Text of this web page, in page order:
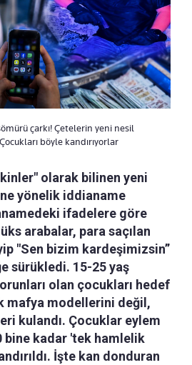
çarkı! Çetelerin yeni nesil
böyle kandırıyorlar
olarak bilinen yeni
yönelik iddianame
ifadelere göre
arabalar, para saçılan
"Sen bizim kardeşimizsin”
sürükledi. 15-25 yaş
olan çocukları hedef
mafya modellerini değil,
kulandı. Çocuklar eylem
bine kadar 'tek hamlelik
İşte kan donduran